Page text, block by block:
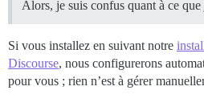
Alors, je suis confus quant à ce
Si vous installez en suivant notre
Discourse, nous configurerons
pour vous ; rien n’est à gérer